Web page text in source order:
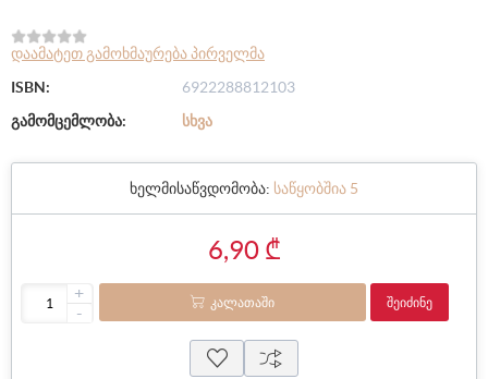
დაამატეთ გამოხმაურება პირველმა
ISBN:
6922288812103
გამომცემლობა:
ᲡᲮᲕᲐ
ხელმისაწვდომობა: საწყობშია 5
6,90 ₾
+
-
ᲙᲐᲚᲐᲗᲐᲨᲘ ᲨᲔᲘᲫᲘᲜᲔ